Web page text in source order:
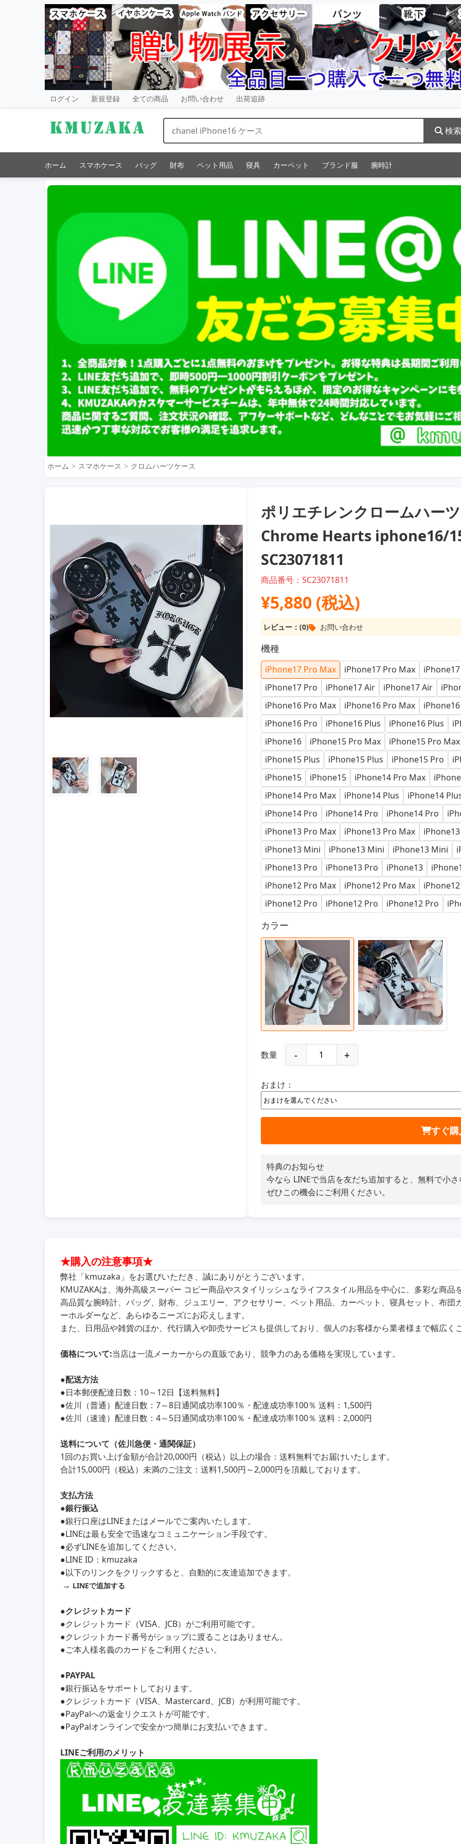
ログイン 新規登録 全ての商品 お問い合わせ 出荷追跡
検索
ホーム スマホケース バッグ 財布 ペット用品 寝具 カーペット ブランド服 腕時計
ホーム スマホケース クロムハーツケース
ポリエチレンクロームハー
Chrome Hearts iphone16/
SC23071811
商品番号：SC23071811
¥5,880 (税込)
レビュー：(0) お問い合わせ
機種
iPhone17 Pro Max iPhone17 Pro Max
iPhone17 Pro
iPhone17 Air iPhone17 Air
iPhone16 Pro Max
iPhone16 Pro Max
iPhone16 Pro
iPhone16 Plus iPhone16 Plus
iPhone16
iPhone15 Pro Max
iPhone15 Pro Max
iPhone15 Plus
iPhone15 Plus iPhone15 Pro
iPhone15
iPhone15 iPhone14 Pro Max
iPhone14 Pro Max
iPhone14 Plus
iPhone14
iPhone14 Pro
iPhone14 Pro iPhone14 Pro
iPhone13 Pro Max
iPhone13 Pro Max
iPhone13 Mini
iPhone13 Mini iPhone13 Mini
iPhone13 Pro
iPhone13 Pro iPhone13
iPhone12 Pro Max
iPhone12 Pro Max
iPhone12 Pro
iPhone12 Pro iPhone12 Pro
カラー
数量 - +
おまけ：
すぐ
特典のお知らせ
今なら LINEで当店を友だち追加すると、無料で小
ぜひこの機会にご利用ください。
★購入の注意事項★
弊社「kmuzaka」をお選びいただき、誠にありがとうございます。
KMUZAKAは、海外高級スーパー コピー商品やスタイリッシュなライフスタイル用品を中心に、多彩な商
高品質な腕時計、バッグ、財布、ジュエリー、アクセサリー、ペット用品、カーペット、寝具セット、布
ーホルダーなど、あらゆるニーズにお応えします。
また、日用品や雑貨のほか、代行購入や卸売サービスも提供しており、個人のお客様から業者様まで幅広く
価格について:当店は一流メーカーからの直販であり、競争力のある価格を実現しています。
●配送方法
●日本郵便配達日数：10～12日【送料無料】
●佐川（普通）配達日数：7～8日通関成功率100％・配達成功率100％ 送料：1,500円
●佐川（速達）配達日数：4～5日通関成功率100％・配達成功率100％ 送料：2,000円
送料について（佐川急便・通関保証）
1回のお買い上げ金額が合計20,000円（税込）以上の場合：送料無料でお届けいたします。
合計15,000円（税込）未満のご注文：送料1,500円～2,000円を頂戴しております。
支払方法
●銀行振込
●銀行口座はLINEまたはメールでご案内いたします。
●LINEは最も安全で迅速なコミュニケーション手段です。
●必ずLINEを追加してください。
●LINE ID：kmuzaka
●以下のリンクをクリックすると、自動的に友達追加できます。
→ LINEで追加する
●クレジットカード
●クレジットカード（VISA、JCB）がご利用可能です。
●クレジットカード番号がショップに渡ることはありません。
●ご本人様名義のカードをご利用ください。
●PAYPAL
●銀行振込をサポートしております。
●クレジットカード（VISA、Mastercard、JCB）が利用可能です。
●PayPalへの返金リクエストが可能です。
●PayPalオンラインで安全かつ簡単にお支払いできます。
LINEご利用のメリット